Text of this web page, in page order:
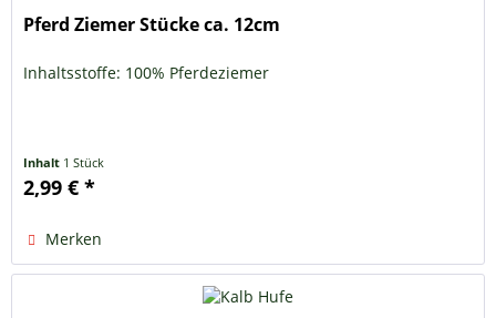
Pferd Ziemer Stücke ca. 12cm
Inhaltsstoffe: 100% Pferdeziemer
Inhalt 1 Stück
2,99 € *
Merken